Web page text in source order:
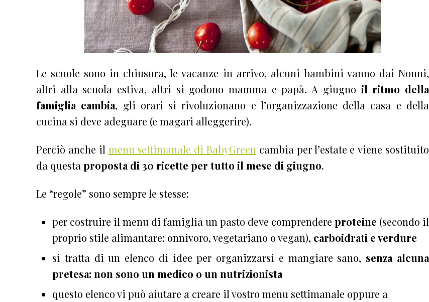
Le scuole sono in chiusura, le vacanze in arrivo, alcuni bambini vanno dai Nonni,
altri alla scuola estiva, altri si godono mamma e papà. A giugno il ritmo della
famiglia cambia, gli orari si rivoluzionano e l’organizzazione della casa e della
cucina si deve adeguare (e magari alleggerire).
Perciò anche il menu settimanale di BabyGreen cambia per l’estate e viene sostituito
da questa proposta di 30 ricette per tutto il mese di giugno.
Le “regole” sono sempre le stesse:
per costruire il menu di famiglia un pasto deve comprendere proteine (secondo il
proprio stile alimantare: onnivoro, vegetariano o vegan), carboidrati e verdure
si tratta di un elenco di idee per organizzarsi e mangiare sano, senza alcuna
pretesa: non sono un medico o un nutrizionista
questo elenco vi può aiutare a creare il vostro menu settimanale oppure a